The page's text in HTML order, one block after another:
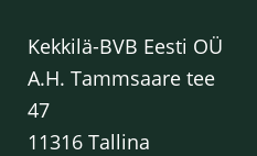
Kekkilä-BVB Eesti OÜ
A.H. Tammsaare tee
47
11316 Tallina